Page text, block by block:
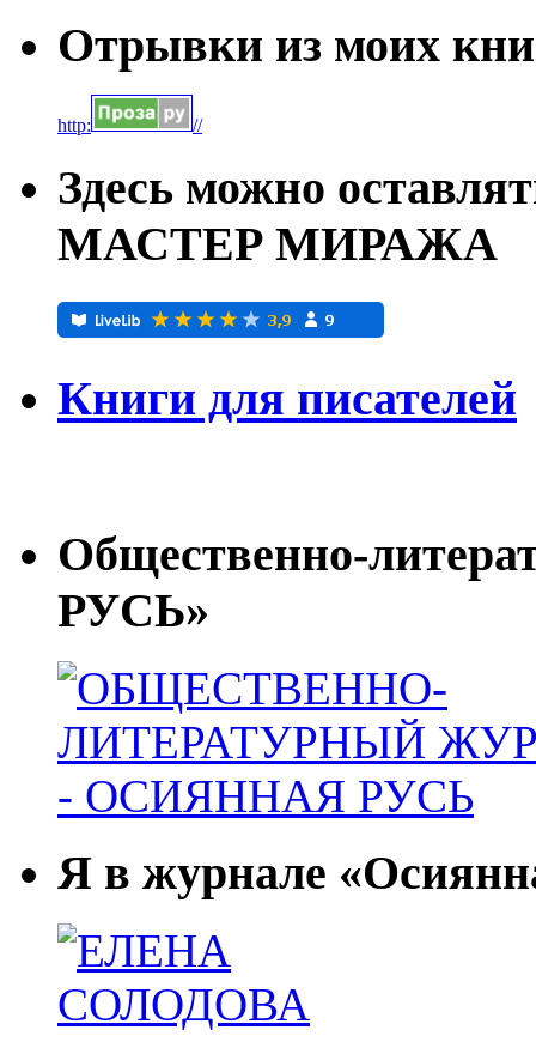
Отрывки из моих
http: //
Здесь можно
МАСТЕР МИРАЖА
Книги для писателей
Общественно-
РУСЬ»
Я в журнале